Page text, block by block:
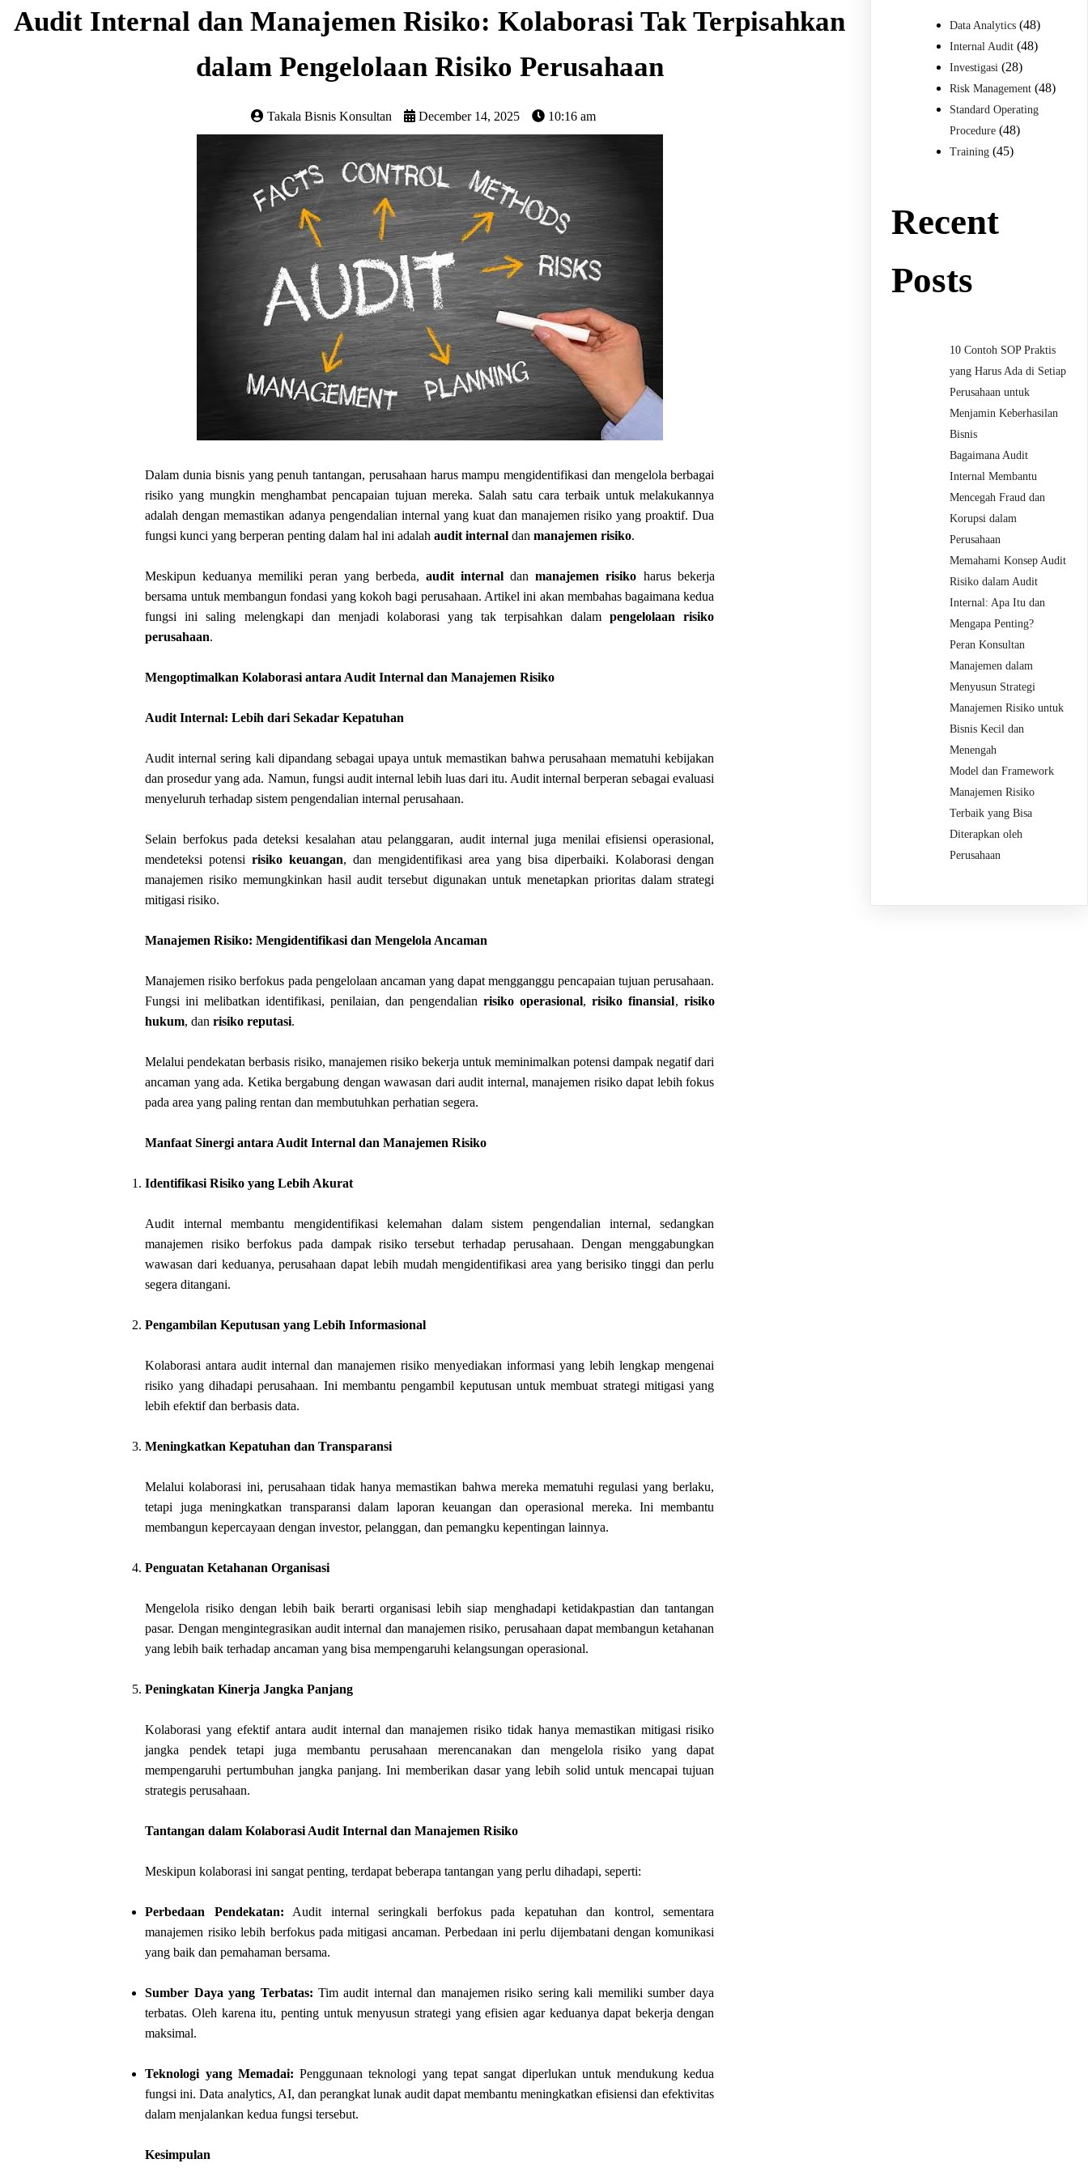
Audit Internal dan Manajemen Risiko: Kolaborasi Tak Terpisahkan
dalam Pengelolaan Risiko Perusahaan
Takala Bisnis Konsultan December 14, 2025 10:16 am
Dalam dunia bisnis yang penuh tantangan, perusahaan harus mampu mengidentifikasi dan mengelola berbagai
risiko yang mungkin menghambat pencapaian tujuan mereka. Salah satu cara terbaik untuk melakukannya
adalah dengan memastikan adanya pengendalian internal yang kuat dan manajemen risiko yang proaktif. Dua
fungsi kunci yang berperan penting dalam hal ini adalahaudit internal danmanajemen risiko.
Meskipun keduanya memiliki peran yang berbeda,audit internal danmanajemen risiko harus bekerja
bersama untuk membangun fondasi yang kokoh bagi perusahaan. Artikel ini akan membahas bagaimana kedua
fungsi ini saling melengkapi dan menjadi kolaborasi yang tak terpisahkan dalampengelolaan risiko
perusahaan.
Mengoptimalkan Kolaborasi antara Audit Internal dan Manajemen Risiko
Audit Internal: Lebih dari Sekadar Kepatuhan
Audit internal sering kali dipandang sebagai upaya untuk memastikan bahwa perusahaan mematuhi kebijakan
dan prosedur yang ada. Namun, fungsi audit internal lebih luas dari itu. Audit internal berperan sebagai evaluasi
menyeluruh terhadap sistem pengendalian internal perusahaan.
Selain berfokus pada deteksi kesalahan atau pelanggaran, audit internal juga menilai efisiensi operasional,
mendeteksi potensirisiko keuangan, dan mengidentifikasi area yang bisa diperbaiki. Kolaborasi dengan
manajemen risiko memungkinkan hasil audit tersebut digunakan untuk menetapkan prioritas dalam strategi
mitigasi risiko.
Manajemen Risiko: Mengidentifikasi dan Mengelola Ancaman
Manajemen risiko berfokus pada pengelolaan ancaman yang dapat mengganggu pencapaian tujuan perusahaan.
Fungsi ini melibatkan identifikasi, penilaian, dan pengendalianrisiko operasional,risiko finansial, risiko
hukum, danrisiko reputasi.
Melalui pendekatan berbasis risiko, manajemen risiko bekerja untuk meminimalkan potensi dampak negatif dari
ancaman yang ada. Ketika bergabung dengan wawasan dari audit internal, manajemen risiko dapat lebih fokus
pada area yang paling rentan dan membutuhkan perhatian segera.
Manfaat Sinergi antara Audit Internal dan Manajemen Risiko
Identifikasi Risiko yang Lebih Akurat
Audit internal membantu mengidentifikasi kelemahan dalam sistem pengendalian internal, sedangkan
manajemen risiko berfokus pada dampak risiko tersebut terhadap perusahaan. Dengan menggabungkan
wawasan dari keduanya, perusahaan dapat lebih mudah mengidentifikasi area yang berisiko tinggi dan perlu
segera ditangani.
Pengambilan Keputusan yang Lebih Informasional
Kolaborasi antara audit internal dan manajemen risiko menyediakan informasi yang lebih lengkap mengenai
risiko yang dihadapi perusahaan. Ini membantu pengambil keputusan untuk membuat strategi mitigasi yang
lebih efektif dan berbasis data.
Meningkatkan Kepatuhan dan Transparansi
Melalui kolaborasi ini, perusahaan tidak hanya memastikan bahwa mereka mematuhi regulasi yang berlaku,
tetapi juga meningkatkan transparansi dalam laporan keuangan dan operasional mereka. Ini membantu
membangun kepercayaan dengan investor, pelanggan, dan pemangku kepentingan lainnya.
Penguatan Ketahanan Organisasi
Mengelola risiko dengan lebih baik berarti organisasi lebih siap menghadapi ketidakpastian dan tantangan
pasar. Dengan mengintegrasikan audit internal dan manajemen risiko, perusahaan dapat membangun ketahanan
yang lebih baik terhadap ancaman yang bisa mempengaruhi kelangsungan operasional.
Peningkatan Kinerja Jangka Panjang
Kolaborasi yang efektif antara audit internal dan manajemen risiko tidak hanya memastikan mitigasi risiko
jangka pendek tetapi juga membantu perusahaan merencanakan dan mengelola risiko yang dapat
mempengaruhi pertumbuhan jangka panjang. Ini memberikan dasar yang lebih solid untuk mencapai tujuan
strategis perusahaan.
Tantangan dalam Kolaborasi Audit Internal dan Manajemen Risiko
Meskipun kolaborasi ini sangat penting, terdapat beberapa tantangan yang perlu dihadapi, seperti:
Perbedaan Pendekatan: Audit internal seringkali berfokus pada kepatuhan dan kontrol, sementara
manajemen risiko lebih berfokus pada mitigasi ancaman. Perbedaan ini perlu dijembatani dengan komunikasi
yang baik dan pemahaman bersama.
Sumber Daya yang Terbatas: Tim audit internal dan manajemen risiko sering kali memiliki sumber daya
terbatas. Oleh karena itu, penting untuk menyusun strategi yang efisien agar keduanya dapat bekerja dengan
maksimal.
Teknologi yang Memadai: Penggunaan teknologi yang tepat sangat diperlukan untuk mendukung kedua
fungsi ini. Data analytics, AI, dan perangkat lunak audit dapat membantu meningkatkan efisiensi dan efektivitas
dalam menjalankan kedua fungsi tersebut.
Kesimpulan
Data Analytics (48)
Internal Audit (48)
Investigasi (28)
Risk Management (48)
Standard Operating
Procedure (48)
Training (45)
Recent
Posts
10 Contoh SOP Praktis
yang Harus Ada di Setiap
Perusahaan untuk
Menjamin Keberhasilan
Bisnis
Bagaimana Audit
Internal Membantu
Mencegah Fraud dan
Korupsi dalam
Perusahaan
Memahami Konsep Audit
Risiko dalam Audit
Internal: Apa Itu dan
Mengapa Penting?
Peran Konsultan
Manajemen dalam
Menyusun Strategi
Manajemen Risiko untuk
Bisnis Kecil dan
Menengah
Model dan Framework
Manajemen Risiko
Terbaik yang Bisa
Diterapkan oleh
Perusahaan